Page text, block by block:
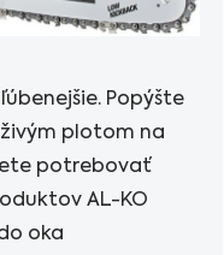
Popýšte
plotom na
potrebovať
AL-KO
oka